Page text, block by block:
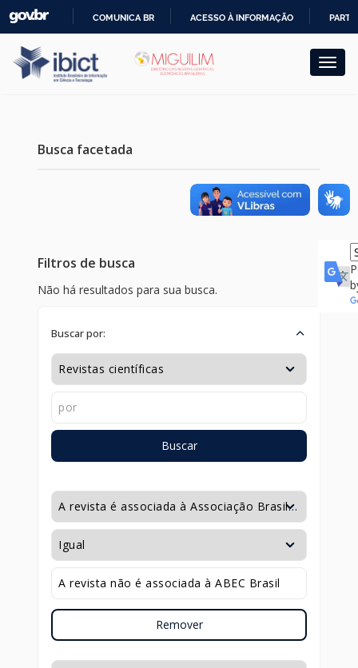
navigation
PARA
O
COMUNICA BR ACESSO À INFORMAÇÃO
Busca facetada
Filtros de busca
Não há resultados para sua busca.
Buscar por:
Buscar
Remover